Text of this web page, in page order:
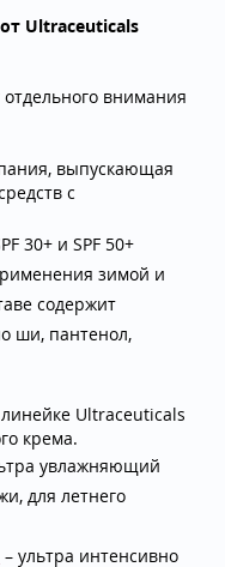
Ultraceuticals
внимания
выпускающая
с
30+ и SPF 50+
зимой и
содержит
ши, пантенол,
Ultraceuticals
крема.
увлажняющий
для летнего
– ультра интенсивно